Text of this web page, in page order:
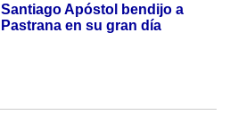
Santiago Apóstol bendijo a
Pastrana en su gran día